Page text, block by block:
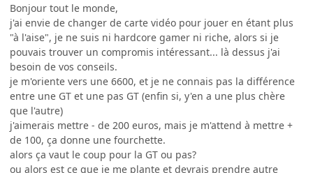
Bonjour tout le monde,
j'ai envie de changer de carte vidéo pour jouer en étant plus
"à l'aise", je ne suis ni hardcore gamer ni riche, alors si je
pouvais trouver un compromis intéressant... là dessus j'ai
besoin de vos conseils.
je m'oriente vers une 6600, et je ne connais pas la différence
entre une GT et une pas GT (enfin si, y'en a une plus chère
que l'autre)
j'aimerais mettre - de 200 euros, mais je m'attend à mettre +
de 100, ça donne une fourchette.
alors ça vaut le coup pour la GT ou pas?
ou alors est ce que je me plante et devrais prendre autre